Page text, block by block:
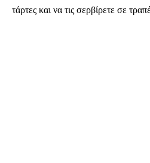
τάρτες και να τις σερβίρετε σε